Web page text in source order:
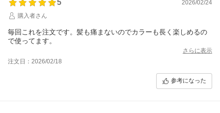
5
2026/02/24
購入者さん
毎回これを注文です。髪も痛まないのでカラーも長く楽しめるの
で使ってます。
さらに表示
注文日：2026/02/18
参考になった